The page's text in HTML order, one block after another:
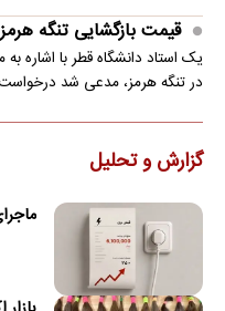
قیمت بازگشایی تنگه
یک استاد دانشگاه قطر با اشاره
در تنگه هرمز، مدعی شد
گزارش و تحلیل